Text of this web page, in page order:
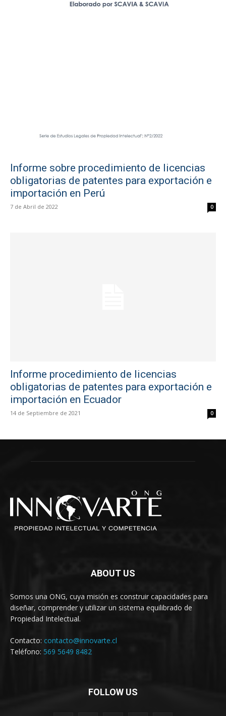
Informe sobre procedimiento de licencias
obligatorias de patentes para exportación e
importación en Perú
7 de Abril de 2022 0
Informe procedimiento de licencias
obligatorias de patentes para exportación e
importación en Ecuador
14 de Septiembre de 2021 0
ABOUT US
Somos una ONG, cuya misión es construir capacidades para
diseñar, comprender y utilizar un sistema equilibrado de
Propiedad Intelectual.
Contacto: contacto@innovarte.cl
Teléfono: 569 5649 8482
FOLLOW US